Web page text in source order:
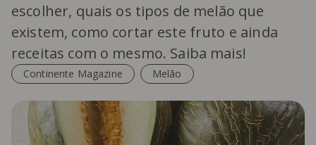
escolher, quais os tipos de melão que
existem, como cortar este fruto e ainda
receitas com o mesmo. Saiba mais!
Continente Magazine Melão